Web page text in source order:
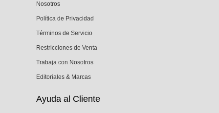
Nosotros
Política de Privacidad
Términos de Servicio
Restricciones de Venta
Trabaja con Nosotros
Editoriales & Marcas
Ayuda al Cliente